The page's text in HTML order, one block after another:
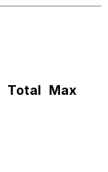
Total Max